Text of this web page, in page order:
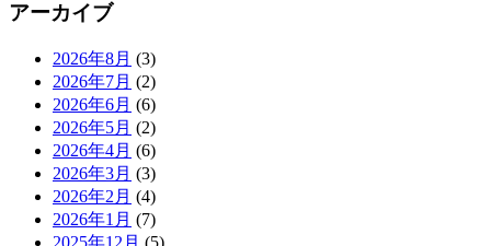
アーカイブ
2026年8月 (3)
2026年7月 (2)
2026年6月 (6)
2026年5月 (2)
2026年4月 (6)
2026年3月 (3)
2026年2月 (4)
2026年1月 (7)
2025年12月 (5)